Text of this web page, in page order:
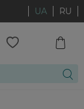
UA RU